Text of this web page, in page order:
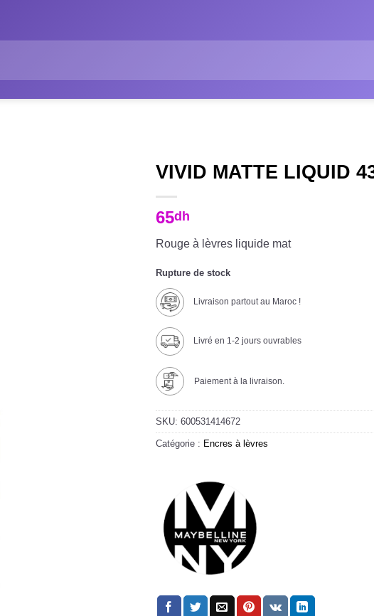
VIVID MATTE LIQUID
65dh
Rouge à lèvres liquide mat
Rupture de stock
Livraison partout au Maroc !
Livré en 1-2 jours ouvrables
Paiement à la livraison.
SKU: 600531414672
Catégorie : Encres à lèvres